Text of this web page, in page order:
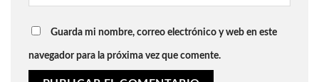
Guarda mi nombre, correo electrónico y web en este
navegador para la próxima vez que comente.